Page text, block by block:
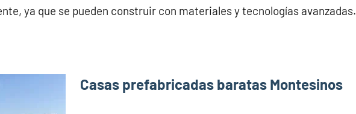
ya que se pueden construir con materiales y tecnologías avanzadas.
Casas prefabricadas baratas Montesinos